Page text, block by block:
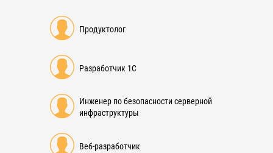
Продуктолог
Разработчик 1С
Инженер по безопасности серверной
инфраструктуры
Веб-разработчик